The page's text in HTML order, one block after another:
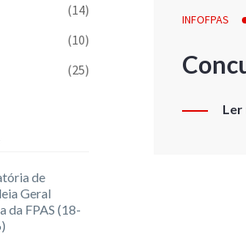
INFOFPAS
Ler
(14)
(10)
(25)
de
Geral
da FPAS (18-